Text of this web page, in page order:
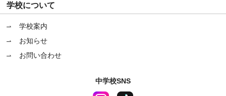
学校について
学校案内
お知らせ
お問い合わせ
中学校SNS